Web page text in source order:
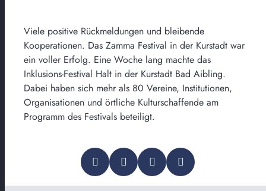
Viele positive Rückmeldungen und bleibende
Kooperationen. Das Zamma Festival in der Kurstadt war
ein voller Erfolg. Eine Woche lang machte das
Inklusions-Festival Halt in der Kurstadt Bad Aibling.
Dabei haben sich mehr als 80 Vereine, Institutionen,
Organisationen und örtliche Kulturschaffende am
Programm des Festivals beteiligt.